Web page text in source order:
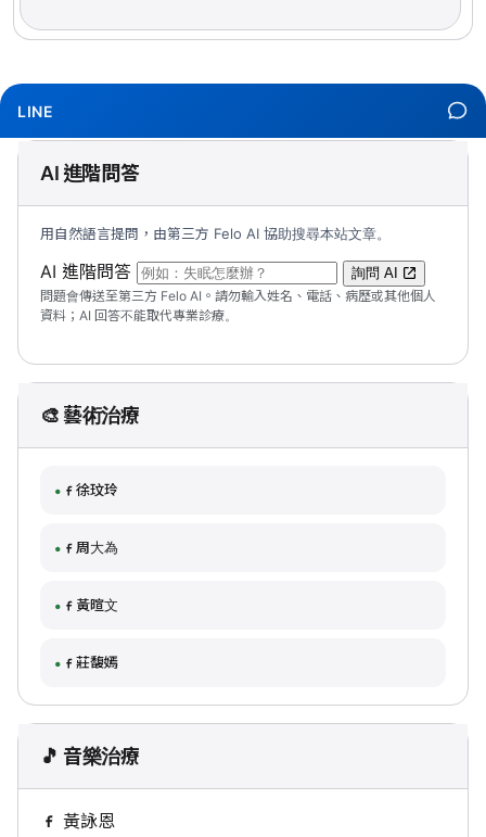
LINE
AI 進階問答
用自然語言提問，由第三方 Felo AI 協助搜尋本站文章。
AI 進階問答 （可輸入自然語言問題；送出後會開啟 Felo
詢問 AI
問題會傳送至第三方 Felo AI。請勿輸入姓名、電話、病歷或其他個人
資料；AI 回答不能取代專業診療。
🎨 藝術治療
徐玟玲
周大為
黃暄文
莊馥嫣
🎵 音樂治療
黃詠恩